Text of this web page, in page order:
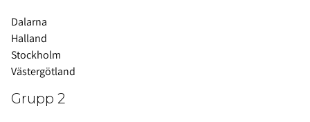
Dalarna
Halland
Stockholm
Västergötland
Grupp 2